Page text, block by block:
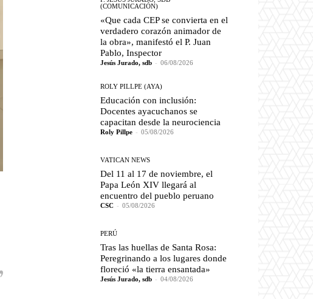
(COMUNICACIÓN)
«Que cada CEP se convierta en el
verdadero corazón animador de
la obra», manifestó el P. Juan
Pablo, Inspector
Jesús Jurado, sdb - 06/08/2026
ROLY PILLPE (AYA)
Educación con inclusión:
Docentes ayacuchanos se
capacitan desde la neurociencia
Roly Pillpe - 05/08/2026
VATICAN NEWS
Del 11 al 17 de noviembre, el
Papa León XIV llegará al
encuentro del pueblo peruano
CSC - 05/08/2026
PERÚ
Tras las huellas de Santa Rosa:
Peregrinando a los lugares donde
floreció «la tierra ensantada»
Jesús Jurado, sdb - 04/08/2026